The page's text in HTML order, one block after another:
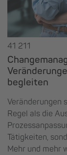
41 211
begleiten
Veränderungen
Regel als die
Tätigkeiten,
Mehr und mehr